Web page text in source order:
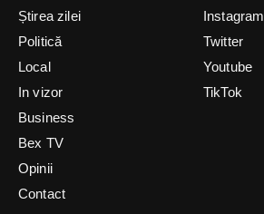
Știrea zilei
Politică
Local
In vizor
Business
Bex TV
Opinii
Contact
Instagram
Twitter
Youtube
TikTok